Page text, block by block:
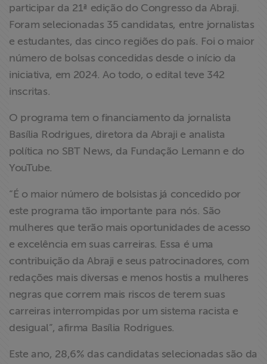
Doe para
ABRAJI
>> Conteúdo
exclusivo para
associados
Assine a nossa
newsletter
participar da 21ª edição do Congresso da Abraji.
Foram selecionadas 35 candidatas, entre jornalistas
e estudantes, das cinco regiões do país. Foi o maior
número de bolsas concedidas desde o início da
iniciativa, em 2024. Ao todo, o edital teve 342
inscritas.
O programa tem o financiamento da jornalista
Basília Rodrigues, diretora da Abraji e analista
política no SBT News, da Fundação Lemann e do
YouTube.
“É o maior número de bolsistas já concedido por
este programa tão importante para nós. São
mulheres que terão mais oportunidades de acesso
e excelência em suas carreiras. Essa é uma
contribuição da Abraji e seus patrocinadores, com
redações mais diversas e menos hostis a mulheres
negras que correm mais riscos de terem suas
carreiras interrompidas por um sistema racista e
desigual”, afirma Basília Rodrigues.
Este ano, 28,6% das candidatas selecionadas são da